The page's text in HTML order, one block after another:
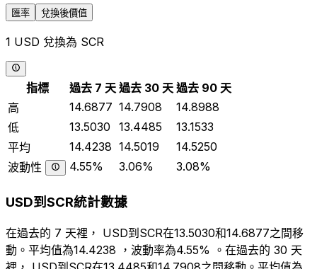
匯率 兌換後價值
1 USD 兌換為 SCR
指標 過去 7 天 過去 30 天 過去 90 天
高
14.6877 14.7908
14.8988
低
13.5030 13.4485
13.1533
平均
14.4238 14.5019
14.5250
波動性
4.55% 3.06% 3.08%
USD到SCR統計數據
在過去的 7 天裡， USD到SCR在13.5030和14.6877之間移
動。平均值為14.4238 ，波動率為4.55% 。在過去的 30 天